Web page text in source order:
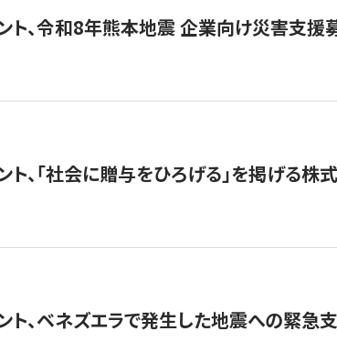
ト、令和8年熊本地震 企業向け災害支
ト、「社会に贈与をひろげる」を掲げる
ト、ベネズエラで発生した地震への緊急